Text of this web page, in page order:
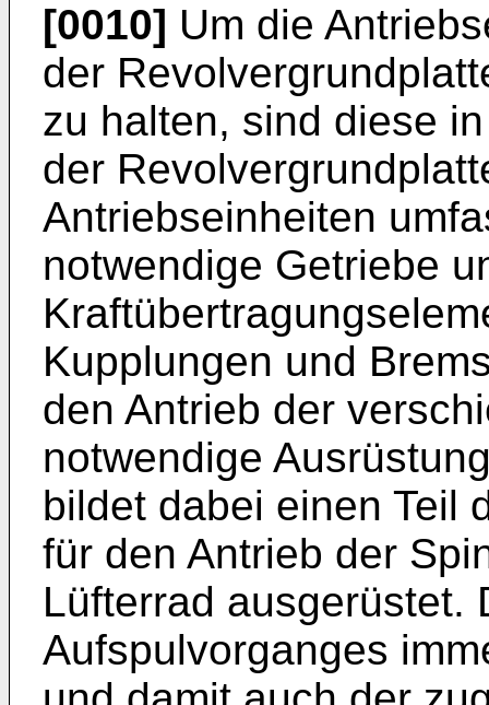
[0010] Um die
der
zu halten, sind diese
der
Antriebseinheiten
notwendige Getriebe
Kupplungen und
den Antrieb der
notwendige
bildet dabei einen Teil
für den Antrieb der
Lüfterrad ausgerüstet.
Aufspulvorganges